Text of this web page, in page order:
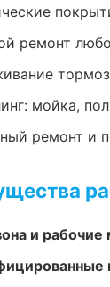
ремонт
мойка,
ремонт и
и рабочие